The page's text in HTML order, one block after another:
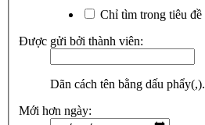
Chỉ tìm trong tiêu đề
Được gửi bởi thành viên:
Dãn cách tên bằng dấu phẩy(,).
Mới hơn ngày: